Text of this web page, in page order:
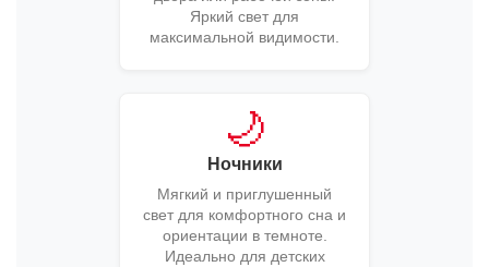
Яркий свет для
максимальной видимости.
🌙
Ночники
Мягкий и приглушенный
свет для комфортного сна и
ориентации в темноте.
Идеально для детских